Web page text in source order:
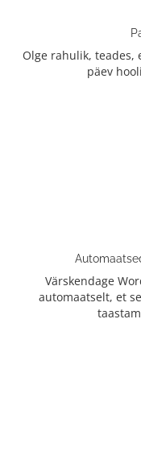
Olge rahulik, teades,
päev
Värskendage
automaatselt, et